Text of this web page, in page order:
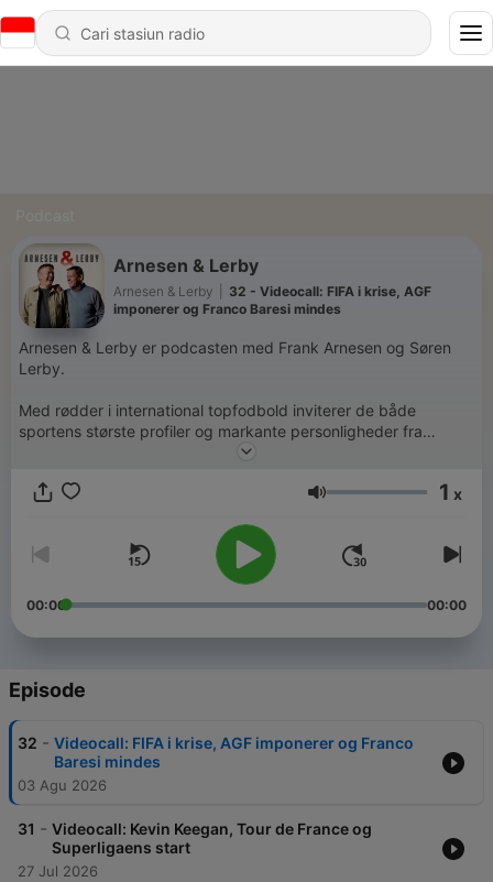
Arnesen & Lerby
Arnesen & Lerby
32 - Videocall: FIFA i krise, AGF
imponerer og Franco Baresi mindes
Arnesen & Lerby er podcasten med Frank Arnesen og Søren
Lerby.
Med rødder i international topfodbold inviterer de både
sportens største profiler og markante personligheder fra
erhverv og ledelse ind til ærlige og ufiltrerede samtaler.
Her handler det ikke kun om sport – men om pres,
Volume 1 x
00:00 00:00
Episode
32 - Videocall: FIFA i krise, AGF imponerer og Franco
Baresi mindes
03 Agu 2026
31 - Videocall: Kevin Keegan, Tour de France og
Superligaens start
27 Jul 2026